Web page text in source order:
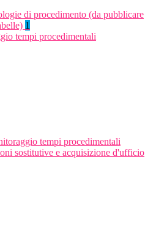
di procedimento (da pubblicare
1
tempi procedimentali
tempi procedimentali
sostitutive e acquisizione d'ufficio